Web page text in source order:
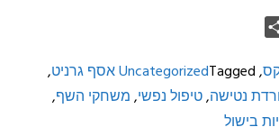
,
UncategorizedTagged אסף גרניט,
נטישה,טיפול נפשי,משחקי השף,
בישול